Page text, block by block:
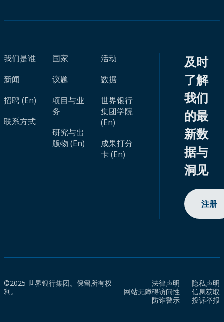
我们是谁
新闻
招聘 (En)
联系方式
国家
议题
项目与业
务
研究与出
版物 (En)
活动
数据
世界银行
集团学院
(En)
成果打分
卡 (En)
及时
了解
我们
的最
新数
据与
洞见
注册
©2025 世界银行集团。保留所有权
利。
法律声明
隐私声明
网站无障碍访问性
信息获取
防诈警示
投诉举报